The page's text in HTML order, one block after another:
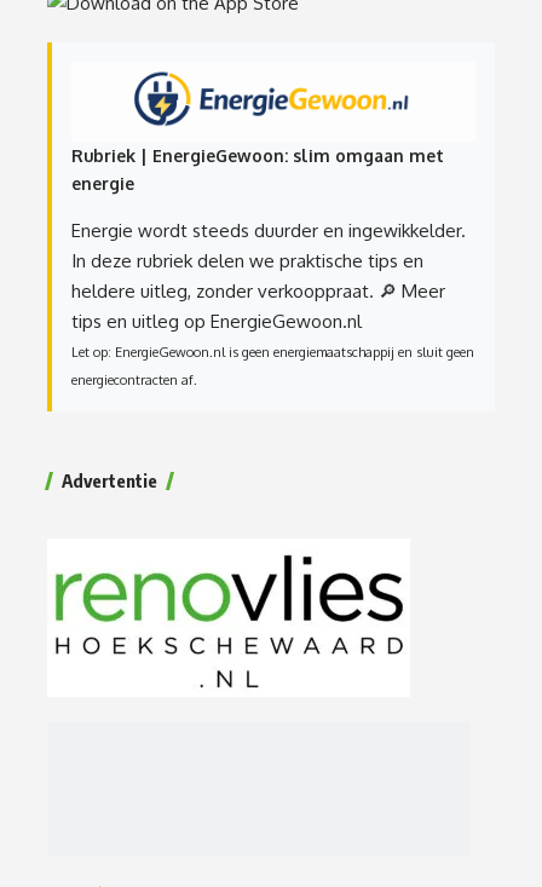
Rubriek | EnergieGewoon: slim omgaan met
energie
Energie wordt steeds duurder en ingewikkelder.
In deze rubriek delen we praktische tips en
heldere uitleg, zonder verkooppraat. 🔎 Meer
tips en uitleg op EnergieGewoon.nl
Let op: EnergieGewoon.nl is geen energiemaatschappij en sluit geen
energiecontracten af.
Advertentie